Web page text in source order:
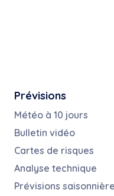
Prévisions
Météo à 10 jours
Bulletin vidéo
Cartes de risques
Analyse technique
Prévisions